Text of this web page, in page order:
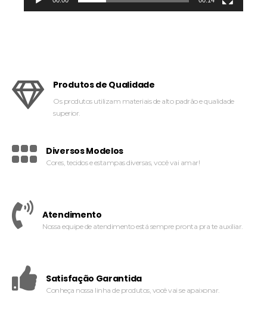
Produtos de Qualidade
Os produtos utilizam materiais de alto padrão e qualidade
superior.
Diversos Modelos
Cores, tecidos e estampas diversas, você vai amar!
Atendimento
Nossa equipe de atendimento está sempre pronta pra te auxiliar.
Satisfação Garantida
Conheça nossa linha de produtos, você vai se apaixonar.